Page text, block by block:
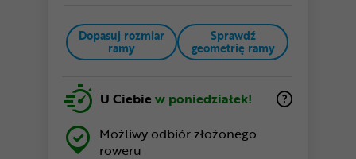
Dopasuj rozmiar
ramy
Sprawdź
geometrię ramy
U Ciebiew poniedziałek!
Możliwy odbiór złożonego
roweru